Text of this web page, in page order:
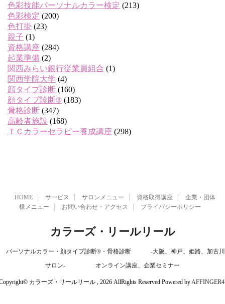
色彩技能パーソナルカラー検定 (213)
色彩検定 (200)
色打掛 (23)
親子 (1)
資格講座 (284)
起業準備 (2)
関西みらい銀行従業員組合 (1)
関西学院大学 (4)
顔タイプ診断 (160)
顔タイプ診断® (183)
骨格診断 (347)
高齢者施設 (168)
ＴＣカラーセラピー養成講座 (298)
HOME サービス サロンメニュー 資格取得講座
企業・団体
様メニュー
お問い合わせ・アクセス プライバシーポリシー
カラーズ・リールリール
パーソナルカラー・顔タイプ診断®・骨格診断 -大阪、神戸、姫路、加古川
サロン- オンライン講座、企業セミナー
カラーズ・リールリール , 2026 AllRights Reserved Powered byAFFINGER4